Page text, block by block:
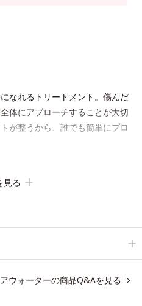
なれるトリートメント。傷んだ
体にアプローチすることが大切
が整うから、誰でも簡単にプロ
18-MEA(*)」。毎日の生活の中
ン帰りのようななめらかさと指
見る
ウォーターの商品Q&Aを見る